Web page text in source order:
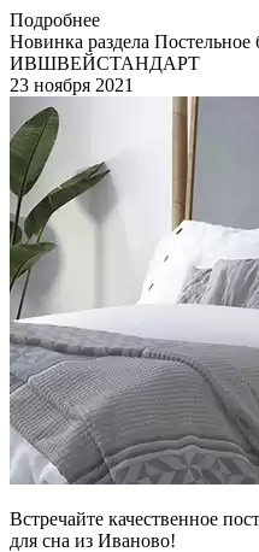
Подробнее
Новинка раздела
ИВШВЕЙСТАНДАРТ
23 ноября 2021
Встречайте качественное
для сна из Иваново!